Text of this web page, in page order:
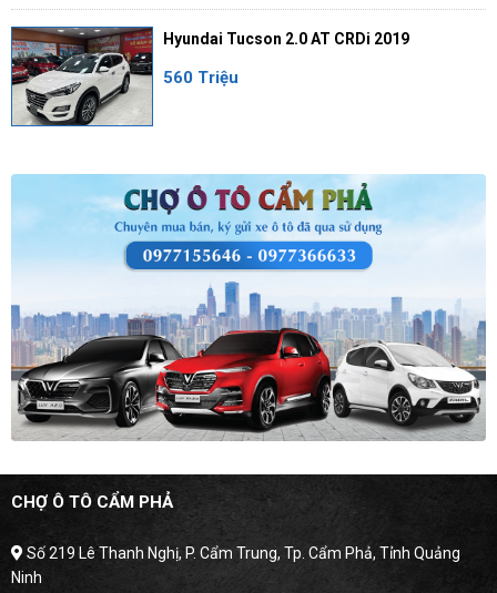
Hyundai Tucson 2.0 AT CRDi 2019
560 Triệu
CHỢ Ô TÔ CẨM PHẢ
Số 219 Lê Thanh Nghị, P. Cẩm Trung, Tp. Cẩm Phả, Tỉnh Quảng
Ninh